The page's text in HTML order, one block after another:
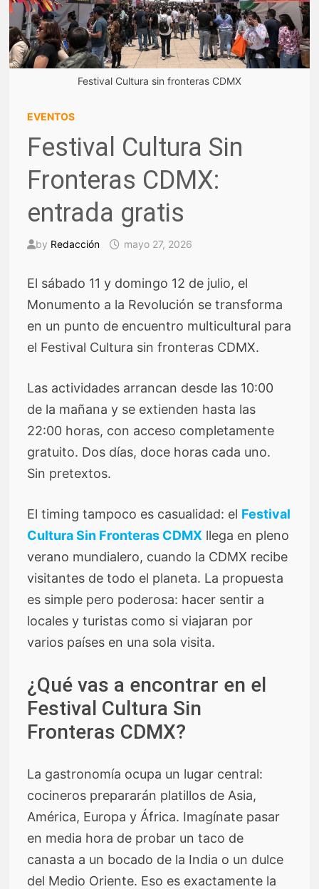
Festival Cultura sin fronteras CDMX
EVENTOS
Festival Cultura Sin
Fronteras CDMX:
entrada gratis
by Redacción mayo 27, 2026
El sábado 11 y domingo 12 de julio, el
Monumento a la Revolución se transforma
en un punto de encuentro multicultural para
el Festival Cultura sin fronteras CDMX.
Las actividades arrancan desde las 10:00
de la mañana y se extienden hasta las
22:00 horas, con acceso completamente
gratuito. Dos días, doce horas cada uno.
Sin pretextos.
El timing tampoco es casualidad: el Festival
Cultura Sin Fronteras CDMX llega en pleno
verano mundialero, cuando la CDMX recibe
visitantes de todo el planeta. La propuesta
es simple pero poderosa: hacer sentir a
locales y turistas como si viajaran por
varios países en una sola visita.
¿Qué vas a encontrar en el
Festival Cultura Sin
Fronteras CDMX?
La gastronomía ocupa un lugar central:
cocineros prepararán platillos de Asia,
América, Europa y África. Imagínate pasar
en media hora de probar un taco de
canasta a un bocado de la India o un dulce
del Medio Oriente. Eso es exactamente la